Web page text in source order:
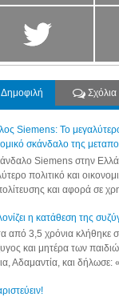
Δημοφιλή Σχόλια
Siemens: Το μεγαλύτερο
σκάνδαλο της
Siemens στην
πολιτικό και
και αφορά σε
η κατάθεση της
από 3,5 χρόνια κλήθηκε
και μητέρα των
Αδαμαντία, και δήλωσε: